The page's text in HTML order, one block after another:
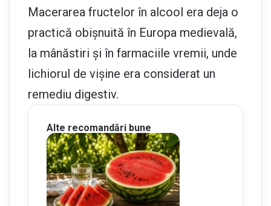
Macerarea fructelor în alcool era deja o
practică obișnuită în Europa medievală,
la mânăstiri și în farmaciile vremii, unde
lichiorul de vișine era considerat un
remediu digestiv.
Alte recomandări bune